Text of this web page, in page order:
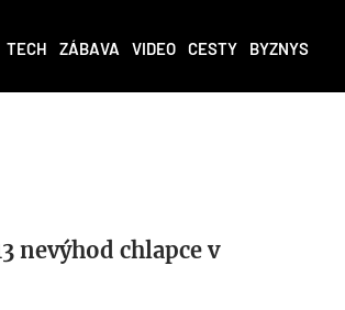
TECH ZÁBAVA VIDEO CESTY BYZNYS
nevýhod chlapce v